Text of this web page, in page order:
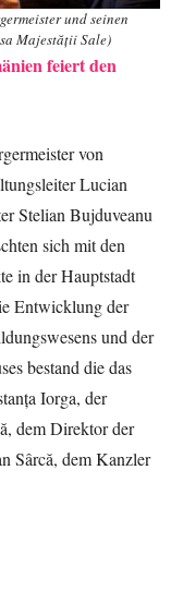
und seinen
Majestății Sale)
feiert den
von
Lucian
Stelian Bujduveanu
sich mit den
in der Hauptstadt
Entwicklung der
und der
bestand die das
Iorga, der
dem Direktor der
Sârcă, dem Kanzler